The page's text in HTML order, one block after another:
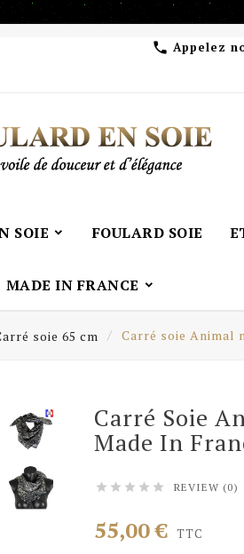
 Appelez
SOIE FOULARD SOIE
MADE IN FRANCE
soie 65 cm Carré soie Animal
Carré Soie
Made In
     REVIEW (0)
55,00 € TTC